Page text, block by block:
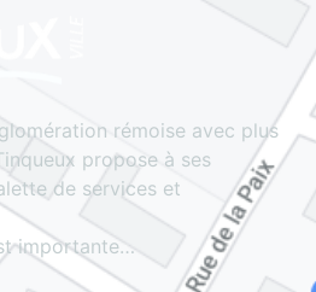
rémoise avec plus
propose à ses
de services et
importante…